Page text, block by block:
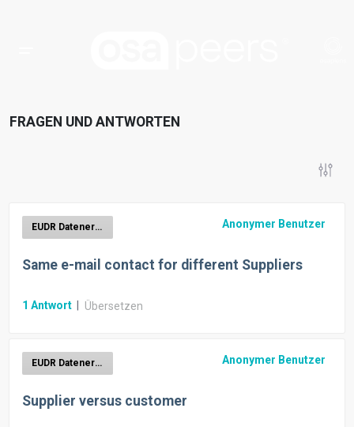
FRAGEN UND ANTWORTEN
EUDR Datenerhebung Anonymer Benutzer
Same e-mail contact for different Suppliers
1 Antwort Übersetzen
EUDR Datenerhebung Anonymer Benutzer
Supplier versus customer